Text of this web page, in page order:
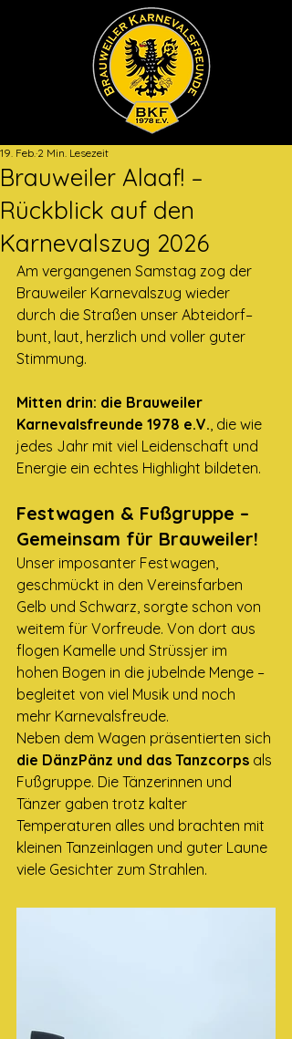
Brauweiler Alaaf! –
Rückblick auf den
Karnevalszug 2026
19. Feb. 2 Min. Lesezeit
Am vergangenen Samstag zog der
Brauweiler Karnevalszug wieder
durch die Straßen unser Abteidorf–
bunt, laut, herzlich und voller guter
Stimmung.
Mitten drin: die Brauweiler
Karnevalsfreunde 1978 e.V., die wie
jedes Jahr mit viel Leidenschaft und
Energie ein echtes Highlight bildeten.
Festwagen & Fußgruppe –
Gemeinsam für Brauweiler!
Unser imposanter Festwagen,
geschmückt in den Vereinsfarben
Gelb und Schwarz, sorgte schon von
weitem für Vorfreude. Von dort aus
flogen Kamelle und Strüssjer im
hohen Bogen in die jubelnde Menge –
begleitet von viel Musik und noch
mehr Karnevalsfreude.
Neben dem Wagen präsentierten sich
die DänzPänz und das Tanzcorps als
Fußgruppe. Die Tänzerinnen und
Tänzer gaben trotz kalter
Temperaturen alles und brachten mit
kleinen Tanzeinlagen und guter Laune
viele Gesichter zum Strahlen.